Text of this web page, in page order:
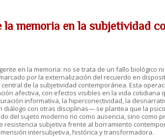
memoria en la subjetividad
en la memoria: no se trata de un fallo biológico
por la externalización del recuerdo en
de la subjetividad contemporánea. Esta
afectiva, con efectos visibles en la vida cotidiana
informativa, la hiperconectividad, la
con otras disciplinas— se plantea que la
del sujeto moderno no como ausencia, sino como
resistencia subjetiva frente al borramiento
intersubjetiva, histórica y transformadora.